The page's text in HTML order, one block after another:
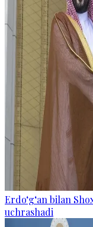
Erdo‘g‘an bilan
uchrashadi